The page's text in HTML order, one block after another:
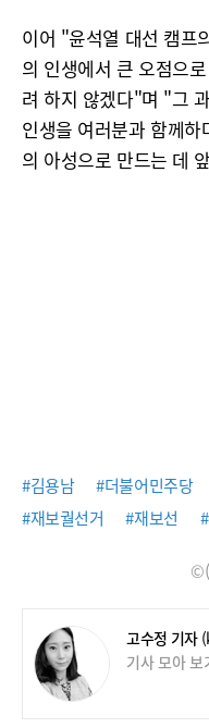
이어 "윤석열 대선 캠프
의 인생에서 큰 오점으
려 하지 않겠다"며 "그
인생을 여러분과 함께
의 아성으로 만드는 데
#김용남 #더불어민주당
#재보궐선거
#재보선
고수정 기자
기사 모아 보